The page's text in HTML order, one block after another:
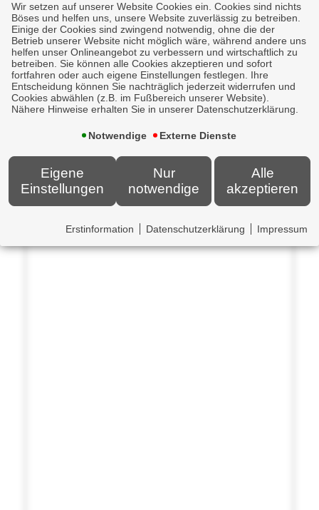
Wir setzen auf unserer Website Cookies ein. Cookies sind nichts
Böses und helfen uns, unsere Website zuverlässig zu betreiben.
Einige der Cookies sind zwingend notwendig, ohne die der
Betrieb unserer Website nicht möglich wäre, während andere uns
helfen unser Onlineangebot zu verbessern und wirtschaftlich zu
betreiben. Sie können alle Cookies akzeptieren und sofort
fortfahren oder auch eigene Einstellungen festlegen. Ihre
Entscheidung können Sie nachträglich jederzeit widerrufen und
Cookies abwählen (z.B. im Fußbereich unserer Website).
Nähere Hinweise erhalten Sie in unserer Datenschutzerklärung.
Notwendige Externe Dienste
Eigene
Einstellungen
Nur
notwendige
Alle
akzeptieren
Erstinformation Datenschutzerklärung Impressum